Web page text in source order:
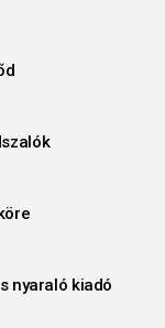
nyaraló kiadó